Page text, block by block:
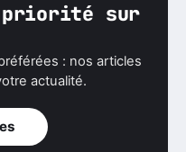
priorité sur
: nos articles
actualité.